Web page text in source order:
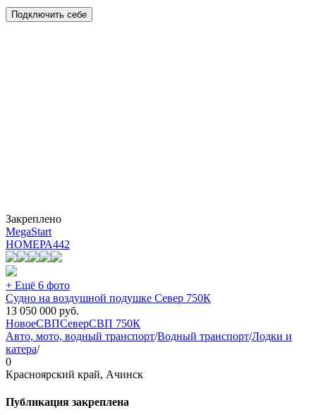
Подключить себе
Закреплено
MegaStart
НОМЕРА442
+ Ещё 6 фото
Судно на воздушной подушке Север 750К
13 050 000 руб.
НовоеСВПСеверСВП 750К
Авто, мото, водный транспорт/Водный транспорт/Лодки и
катера/
0
Красноярский край, Ачинск
Публикация закреплена